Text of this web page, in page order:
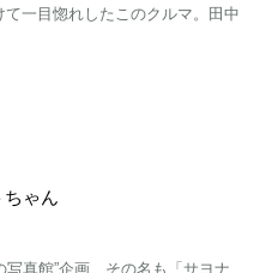
一目惚れしたこのクルマ。田中
ゃん
真館”企画、その名も「サヨナ